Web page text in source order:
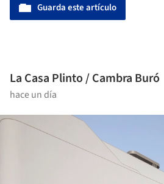
Guarda este artículo
La Casa Plinto / Cambra Buró
hace un día